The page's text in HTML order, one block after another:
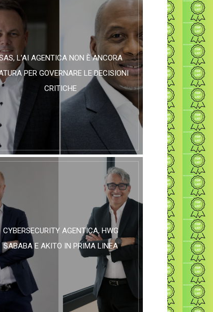
L’AI AGENTICA NON È ANCORA
PER GOVERNARE LE DECISIONI
CRITICHE
CYBERSECURITY AGENTICA, HWG
SABABA E AKITO IN PRIMA LINEA